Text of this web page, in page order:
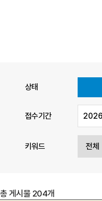
상태
접수기간
키워드
총 게시물 204개